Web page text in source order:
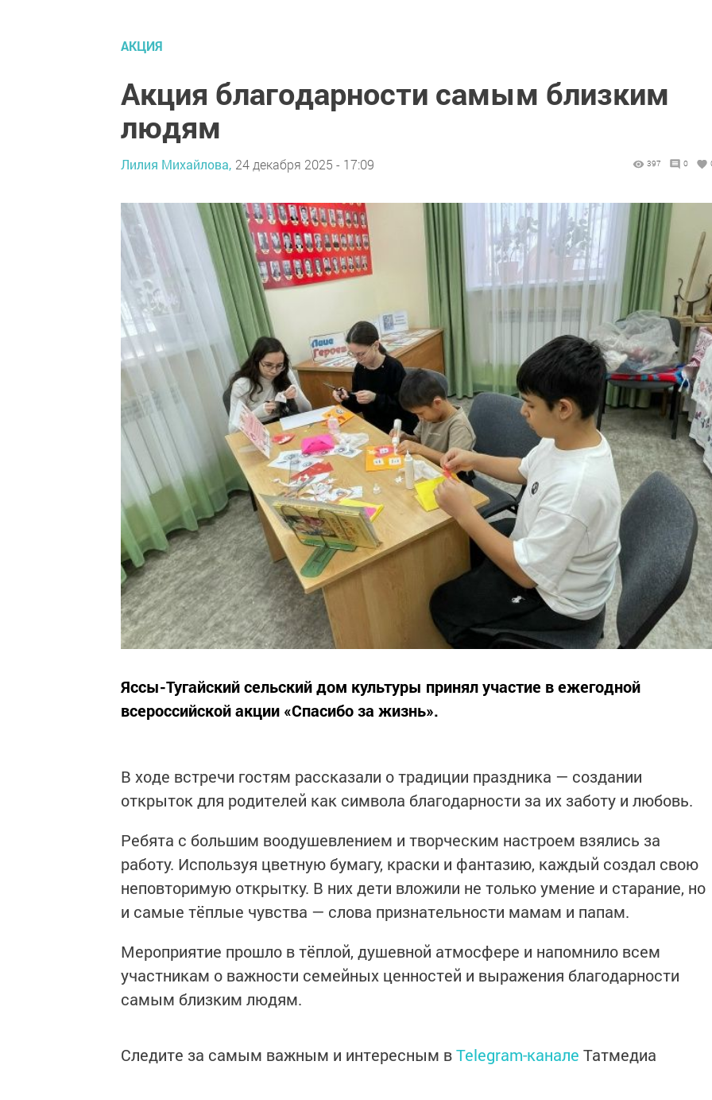
АКЦИЯ
Акция благодарности самым близким
людям
Лилия Михайлова, 24 декабря 2025 - 17:09 397 0
Яссы-Тугайский сельский дом культуры принял участие в ежегодной
всероссийской акции «Спасибо за жизнь».
В ходе встречи гостям рассказали о традиции праздника — создании
открыток для родителей как символа благодарности за их заботу и любовь.
Ребята с большим воодушевлением и творческим настроем взялись за
работу. Используя цветную бумагу, краски и фантазию, каждый создал свою
неповторимую открытку. В них дети вложили не только умение и старание, но
и самые тёплые чувства — слова признательности мамам и папам.
Мероприятие прошло в тёплой, душевной атмосфере и напомнило всем
участникам о важности семейных ценностей и выражения благодарности
самым близким людям.
Следите за самым важным и интересным вTelegram-канале Татмедиа